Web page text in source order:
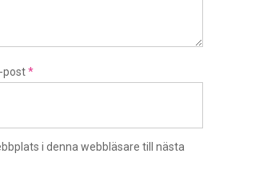
post*
i denna webbläsare till nästa